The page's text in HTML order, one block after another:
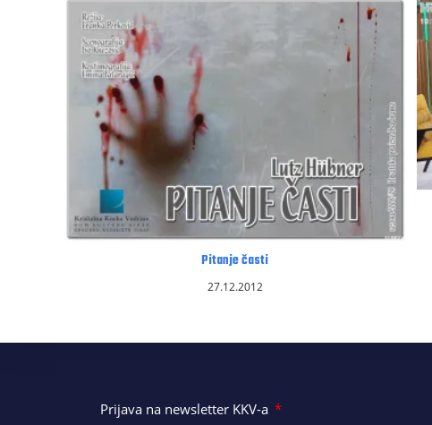
Pitanje časti
27.12.2012
Prijava na newsletter KKV-a